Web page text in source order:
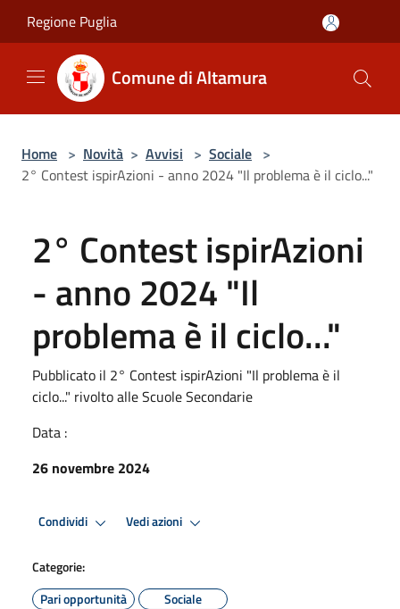
Regione Puglia
Comune di Altamura
Home > Novità > Avvisi > Sociale >
2° Contest ispirAzioni - anno 2024 "Il problema è il ciclo..."
2° Contest ispirAzioni
- anno 2024 "Il
problema è il ciclo..."
Pubblicato il 2° Contest ispirAzioni "Il problema è il
ciclo..." rivolto alle Scuole Secondarie
Data :
26 novembre 2024
Condividi Vedi azioni
Categorie:
Pari opportunità
Sociale